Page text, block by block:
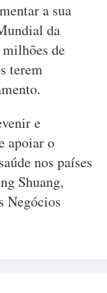
a sua
da
de
terem
e
apoiar o
nos países
Shuang,
Negócios